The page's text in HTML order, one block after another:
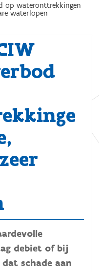
op wateronttrekkingen
waterlopen
debiet of bij
schade aan